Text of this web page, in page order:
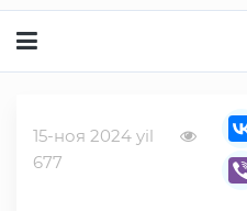
Analitik hisobot va tahlillar
15-ноя 2024 yil
677